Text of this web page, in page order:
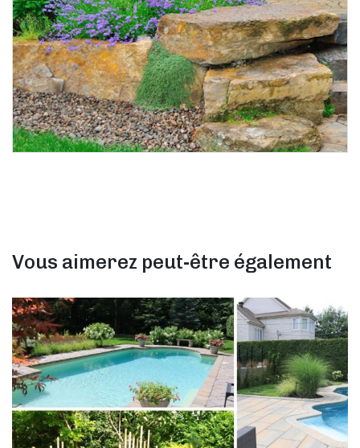
Vous aimerez peut-être également